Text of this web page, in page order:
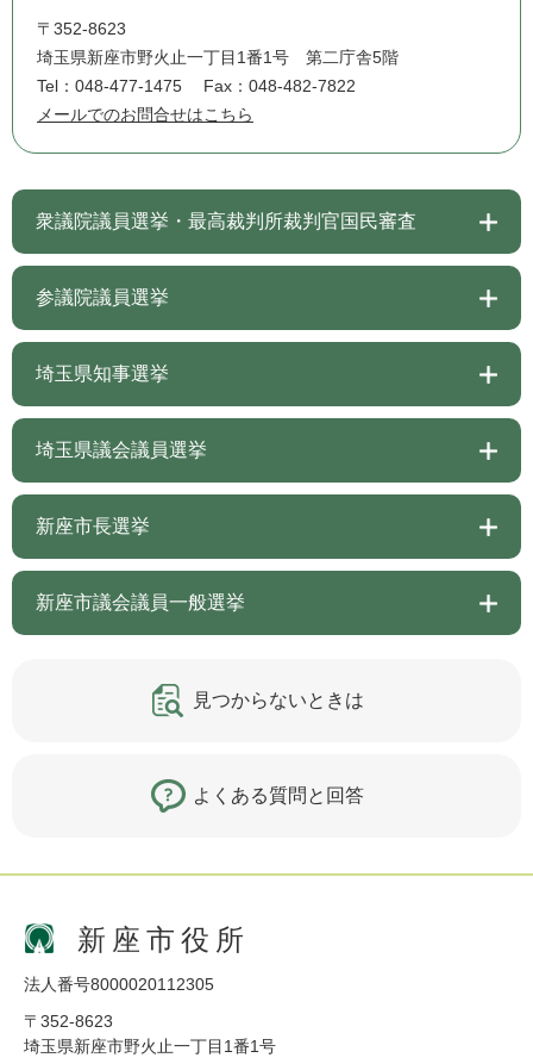
〒352-8623
埼玉県新座市野火止一丁目1番1号 第二庁舎5階
Tel：048-477-1475
Fax：048-482-7822
メールでのお問合せはこちら
衆議院議員選挙・最高裁判所裁判官国民審査
参議院議員選挙
埼玉県知事選挙
埼玉県議会議員選挙
新座市長選挙
新座市議会議員一般選挙
見つからないときは
よくある質問と回答
新座市役所
法人番号8000020112305
〒352-8623
埼玉県新座市野火止一丁目1番1号